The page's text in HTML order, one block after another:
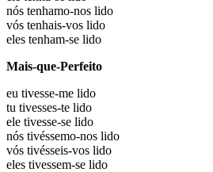
nós tenhamo-nos lido
vós tenhais-vos lido
eles tenham-se lido
Mais-que-Perfeito
eu tivesse-me lido
tu tivesses-te lido
ele tivesse-se lido
nós tivéssemo-nos lido
vós tivésseis-vos lido
eles tivessem-se lido